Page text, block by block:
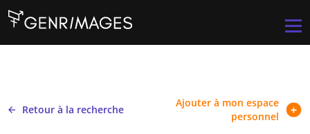
Retour à la recherche
Ajouter à mon espace
personnel